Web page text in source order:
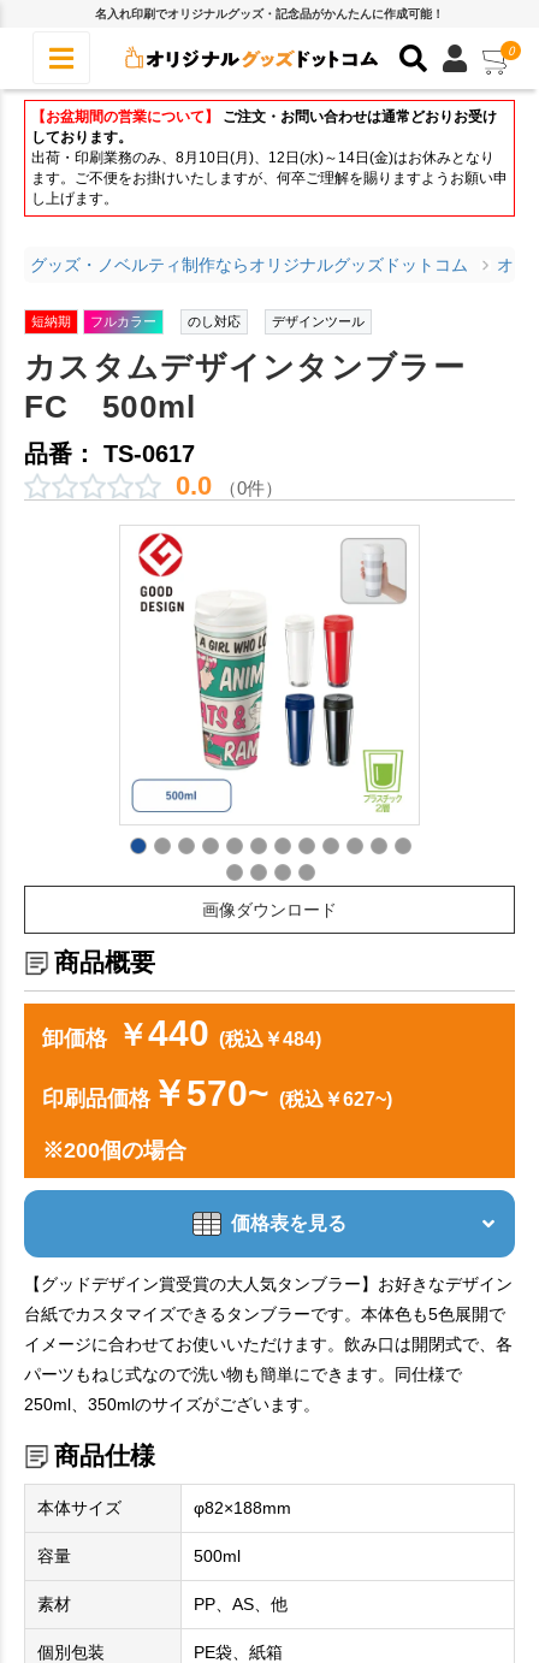
名入れ印刷でオリジナルグッズ・記念品がかんたんに作成可能！
0
【お盆期間の営業について】
ご注文・お問い合わせは通常どおりお受け
しております。
出荷・印刷業務のみ、8月10日(月)、12日(水)～14日(金)はお休みとなり
ます。ご不便をお掛けいたしますが、何卒ご理解を賜りますようお願い申
し上げます。
グッズ・ノベルティ制作ならオリジナルグッズドットコム オリ
短納期 フルカラー のし対応 デザインツール
カスタムデザインタンブラー
FC 500ml
品番： TS-0617
0.0 （0件）
画像ダウンロード
商品概要
卸価格 ￥440 (税込￥484)
印刷品価格￥570~ (税込￥627~)
※200個の場合
価格表を見る
【グッドデザイン賞受賞の大人気タンブラー】お好きなデザイン
台紙でカスタマイズできるタンブラーです。本体色も5色展開で
イメージに合わせてお使いいただけます。飲み口は開閉式で、各
パーツもねじ式なので洗い物も簡単にできます。同仕様で
250ml、350mlのサイズがございます。
商品仕様
本体サイズ φ82×188mm
容量 500ml
素材 PP、AS、他
個別包装 PE袋、紙箱